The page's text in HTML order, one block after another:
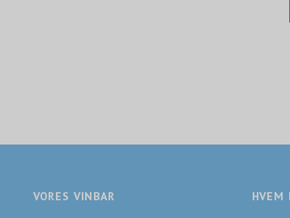
VORES VINBAR HVEM